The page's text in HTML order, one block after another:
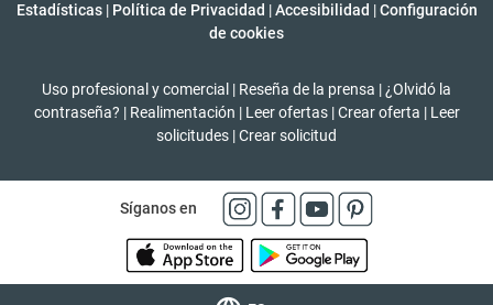
Estadísticas | Política de Privacidad | Accesibilidad | Configuración
de cookies
Uso profesional y comercial | Reseña de la prensa | ¿Olvidó la
contraseña? | Realimentación | Leer ofertas | Crear oferta | Leer
solicitudes |Crear solicitud
Síganos en